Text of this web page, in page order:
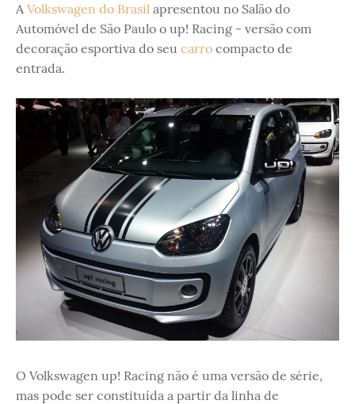
A Volkswagen do Brasil apresentou no Salão do
Automóvel de São Paulo o up! Racing - versão com
decoração esportiva do seu carro compacto de
entrada.
O Volkswagen up! Racing não é uma versão de série,
mas pode ser constituída a partir da linha de